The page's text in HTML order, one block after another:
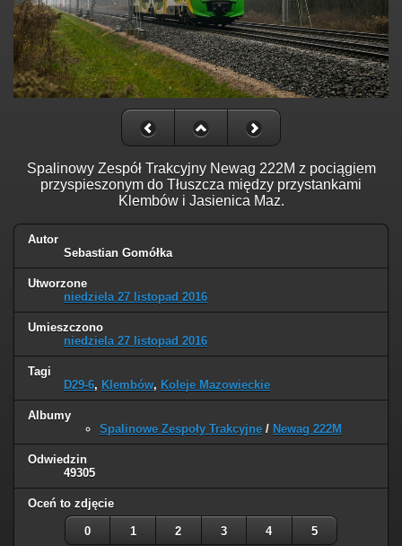
Spalinowy Zespół Trakcyjny Newag 222M z pociągiem
przyspieszonym do Tłuszcza między przystankami
Klembów i Jasienica Maz.
Autor
Sebastian Gomółka
Utworzone
niedziela 27 listopad 2016
Umieszczono
niedziela 27 listopad 2016
Tagi
D29-6, Klembów, Koleje Mazowieckie
Albumy
Spalinowe Zespoły Trakcyjne / Newag 222M
Odwiedzin
49305
Oceń to zdjęcie
0 1 2 3 4 5